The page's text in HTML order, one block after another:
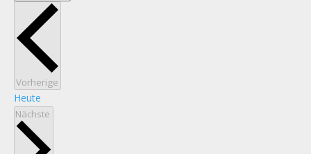
Vorherige
Heute
Nächste